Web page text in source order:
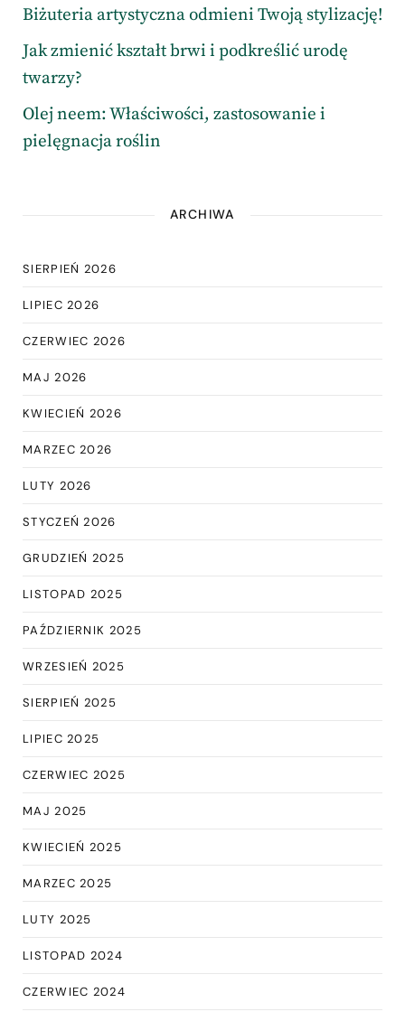
Biżuteria artystyczna odmieni Twoją stylizację!
Jak zmienić kształt brwi i podkreślić urodę
twarzy?
Olej neem: Właściwości, zastosowanie i
pielęgnacja roślin
ARCHIWA
SIERPIEŃ 2026
LIPIEC 2026
CZERWIEC 2026
MAJ 2026
KWIECIEŃ 2026
MARZEC 2026
LUTY 2026
STYCZEŃ 2026
GRUDZIEŃ 2025
LISTOPAD 2025
PAŹDZIERNIK 2025
WRZESIEŃ 2025
SIERPIEŃ 2025
LIPIEC 2025
CZERWIEC 2025
MAJ 2025
KWIECIEŃ 2025
MARZEC 2025
LUTY 2025
LISTOPAD 2024
CZERWIEC 2024